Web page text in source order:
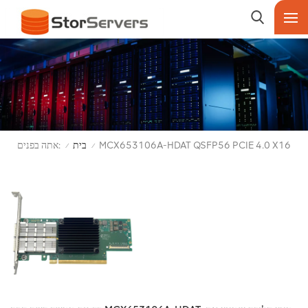
אתה בפנים: / בית / MCX653106A-HDAT QSFP56 PCIE 4.0 X16